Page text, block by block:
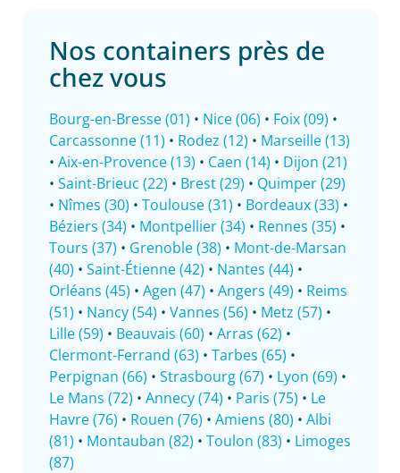
Nos containers près de
chez vous
Bourg-en-Bresse (01) • Nice (06) • Foix (09) •
Carcassonne (11) • Rodez (12) • Marseille (13)
• Aix-en-Provence (13) • Caen (14) • Dijon (21)
• Saint-Brieuc (22) • Brest (29) • Quimper (29)
• Nîmes (30) • Toulouse (31) • Bordeaux (33) •
Béziers (34) • Montpellier (34) • Rennes (35) •
Tours (37) • Grenoble (38) • Mont-de-Marsan
(40) • Saint-Étienne (42) • Nantes (44) •
Orléans (45) • Agen (47) • Angers (49) • Reims
(51) • Nancy (54) • Vannes (56) • Metz (57) •
Lille (59) • Beauvais (60) • Arras (62) •
Clermont-Ferrand (63) • Tarbes (65) •
Perpignan (66) • Strasbourg (67) • Lyon (69) •
Le Mans (72) • Annecy (74) • Paris (75) • Le
Havre (76) • Rouen (76) • Amiens (80) • Albi
(81) • Montauban (82) • Toulon (83) • Limoges
(87)